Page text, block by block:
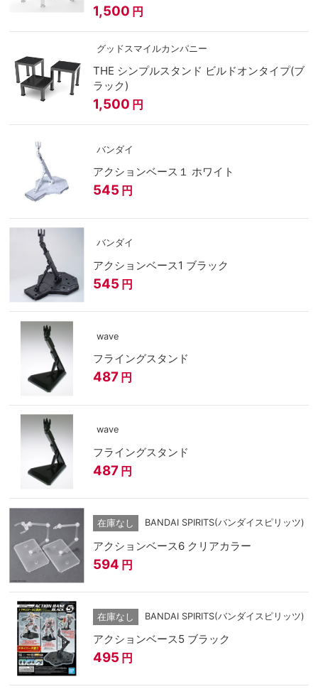
1,500 円
グッドスマイルカンパニー
THE シンプルスタンド ビルドオンタイプ(ブ
ラック)
1,500 円
バンダイ
アクションベース１ ホワイト
545 円
バンダイ
アクションベース1 ブラック
545 円
wave
フライングスタンド
487 円
wave
フライングスタンド
487 円
在庫なし BANDAI SPIRITS(バンダイスピリッツ)
アクションベース6 クリアカラー
594 円
在庫なし BANDAI SPIRITS(バンダイスピリッツ)
アクションベース5 ブラック
495 円